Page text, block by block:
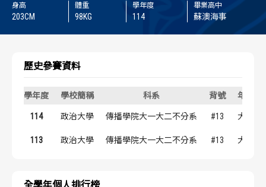
球隊資訊
歷屆冠軍
歷屆個人獎得主
球隊資訊
歷屆冠軍
歷屆個人獎得主
新聞
身高
203CM
體重
98KG
學年度
114
畢業高中
蘇澳海事
歷史參賽資料
學年度 學校簡稱 科系 背號 年級
114 政治大學 傳播學院大一大二不分系 #13 大二
113 政治大學 傳播學院大一大二不分系 #13 大一